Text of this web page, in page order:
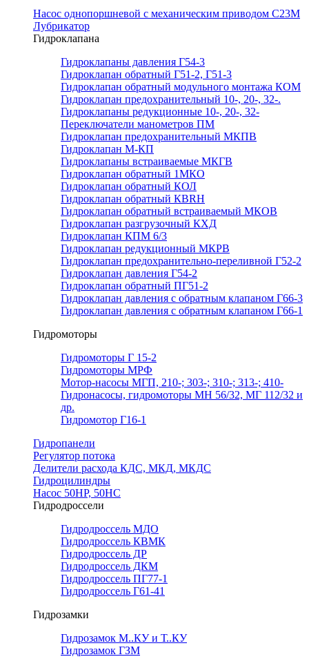
Насос однопоршневой с механическим приводом С23М
Лубрикатор
Гидроклапана
Гидроклапаны давления Г54-3
Гидроклапан обратный Г51-2, Г51-3
Гидроклапан обратный модульного монтажа КОМ
Гидроклапан предохранительный 10-, 20-, 32-.
Гидроклапаны редукционные 10-, 20-, 32-
Переключатели манометров ПМ
Гидроклапан предохранительный МКПВ
Гидроклапан М-КП
Гидроклапаны встраиваемые МКГВ
Гидроклапан обратный 1МКО
Гидроклапан обратный КОЛ
Гидроклапан обратный КВRН
Гидроклапан обратный встраиваемый МКОВ
Гидроклапан разгрузочный КХД
Гидроклапан КПМ 6/3
Гидроклапан редукционный МКРВ
Гидроклапан предохранительно-переливной Г52-2
Гидроклапан давления Г54-2
Гидроклапан обратный ПГ51-2
Гидроклапан давления с обратным клапаном Г66-3
Гидроклапан давления с обратным клапаном Г66-1
Гидромоторы
Гидромоторы Г 15-2
Гидромоторы МРФ
Мотор-насосы МГП, 210-; 303-; 310-; 313-; 410-
Гидронасосы, гидромоторы МН 56/32, МГ 112/32 и
др.
Гидромотор Г16-1
Гидропанели
Регулятор потока
Делители расхода КДС, МКД, МКДС
Гидроцилиндры
Насос 50НР, 50НС
Гидродроссели
Гидродроссель МДО
Гидродроссель КВМК
Гидродроссель ДР
Гидродроссель ДКМ
Гидродроссель ПГ77-1
Гидродроссель Г61-41
Гидрозамки
Гидрозамок М..КУ и Т..КУ
Гидрозамок ГЗМ